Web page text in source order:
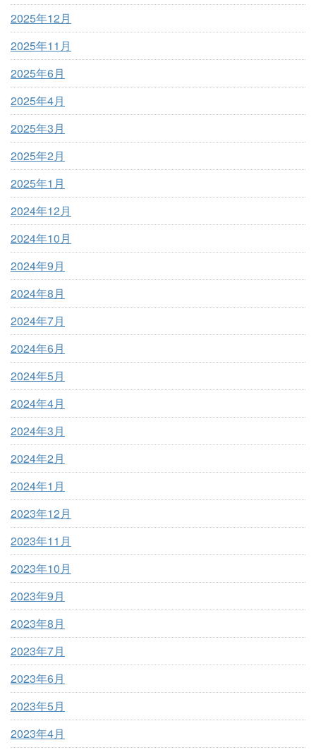
2025年12月
2025年11月
2025年6月
2025年4月
2025年3月
2025年2月
2025年1月
2024年12月
2024年10月
2024年9月
2024年8月
2024年7月
2024年6月
2024年5月
2024年4月
2024年3月
2024年2月
2024年1月
2023年12月
2023年11月
2023年10月
2023年9月
2023年8月
2023年7月
2023年6月
2023年5月
2023年4月